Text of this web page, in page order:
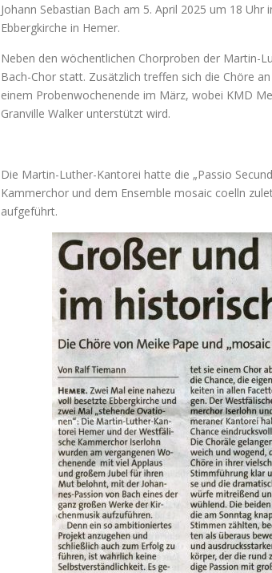
Johann Sebastian Bach am 5. April 2025 um 18
Ebbergkirche in Hemer.
Neben den wöchentlichen Chorproben der Martin-
Bach-Chor statt. Zusätzlich treffen sich die Chöre
einem Probenwochenende im März, wobei KMD
Granville Walker unterstützt wird.
Die Martin-Luther-Kantorei hatte die „Passio
Kammerchor und dem Ensemble mosaic coelln
aufgeführt.